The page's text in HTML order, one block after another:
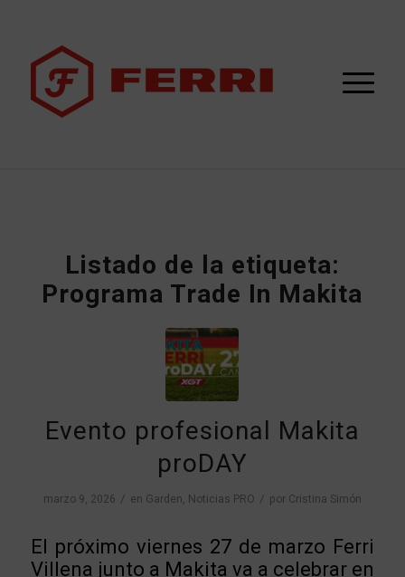
Listado de la etiqueta:
Programa Trade In Makita
Evento profesional Makita
proDAY
marzo 9, 2026 / en Garden, Noticias PRO / por Cristina Simón
El próximo viernes 27 de marzo Ferri
Villena junto a Makita va a celebrar en